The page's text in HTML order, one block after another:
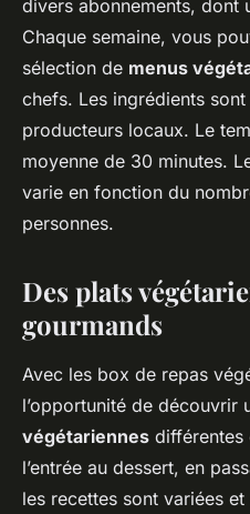
divers abonnements, dont
Chaque semaine, vous
sélection de menus
chefs. Les ingrédients
producteurs locaux. Le
moyenne de 30 minutes.
varie en fonction du
personnes.
Des plats
gourmands
Avec les box de repas
l’opportunité de découvrir
végétariennes différentes
l’entrée au dessert, en
les recettes sont variées